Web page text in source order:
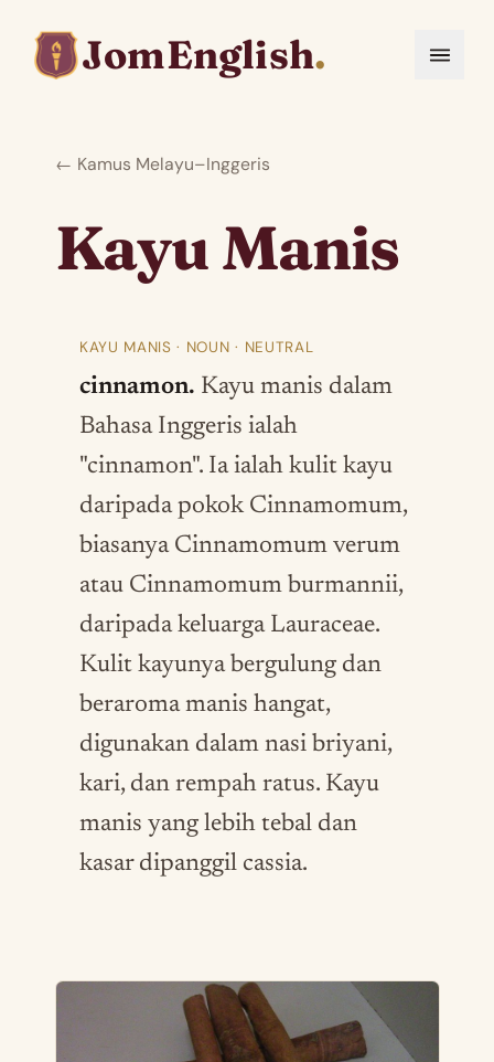
JomEnglish.
← Kamus Melayu–Inggeris
Kayu Manis
KAYU MANIS · NOUN · NEUTRAL
cinnamon. Kayu manis dalam
Bahasa Inggeris ialah
"cinnamon". Ia ialah kulit kayu
daripada pokok Cinnamomum,
biasanya Cinnamomum verum
atau Cinnamomum burmannii,
daripada keluarga Lauraceae.
Kulit kayunya bergulung dan
beraroma manis hangat,
digunakan dalam nasi briyani,
kari, dan rempah ratus. Kayu
manis yang lebih tebal dan
kasar dipanggil cassia.